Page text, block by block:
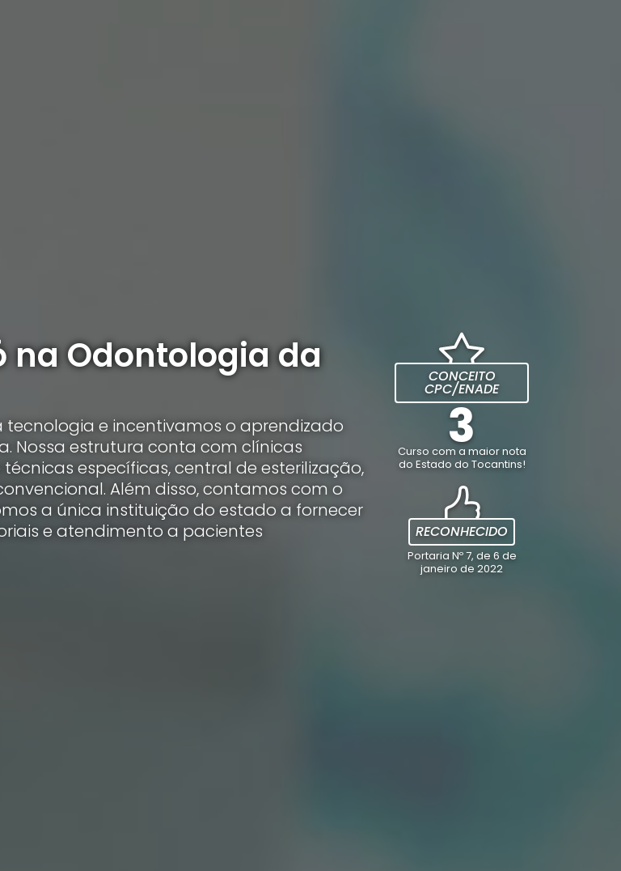
na Odontologia da
e incentivamos o aprendizado
Nossa estrutura conta com clínicas
específicas, central de esterilização,
Além disso, contamos com o
a única instituição do estado a fornecer
e atendimento a pacientes
CONCEITO
CPC/ENADE
3
Curso com a maior nota
do Estado do Tocantins!
RECONHECIDO
Portaria Nº 7, de 6 de
janeiro de 2022